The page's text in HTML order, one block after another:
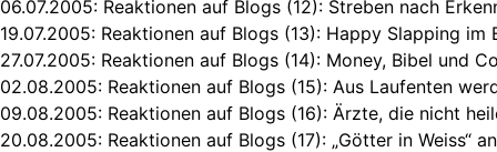
06.07.2005: Reaktionen auf Blogs (12): Streben nach
19.07.2005: Reaktionen auf Blogs (13): Happy Slapping im
27.07.2005: Reaktionen auf Blogs (14): Money, Bibel und
02.08.2005: Reaktionen auf Blogs (15): Aus Laufenten
09.08.2005: Reaktionen auf Blogs (16): Ärzte, die nicht
20.08.2005: Reaktionen auf Blogs (17): „Götter in Weiss“